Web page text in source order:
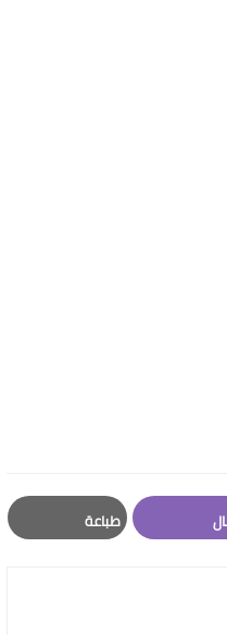
طباعة